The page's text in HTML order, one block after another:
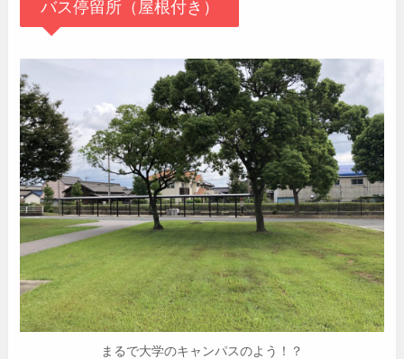
バス停留所（屋根付き）
まるで大学のキャンパスのよう！？